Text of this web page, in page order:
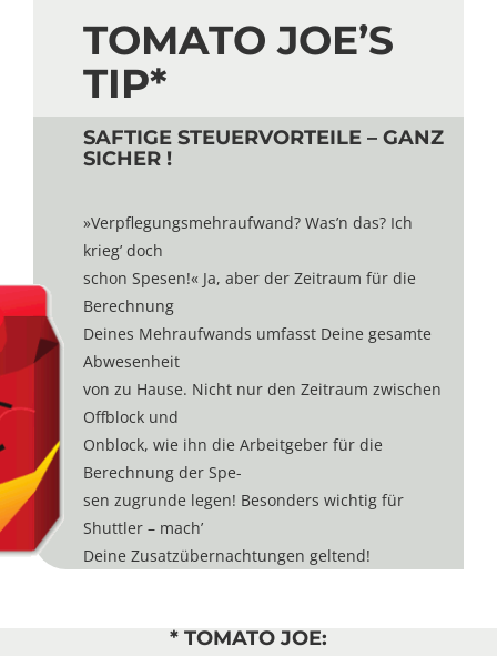
TOMATO JOE’S
TIP*
SAFTIGE STEUERVORTEILE – GANZ
SICHER !
»Verpflegungsmehraufwand? Was’n das? Ich
krieg’ doch
schon Spesen!« Ja, aber der Zeitraum für die
Berechnung
Deines Mehraufwands umfasst Deine gesamte
Abwesenheit
von zu Hause. Nicht nur den Zeitraum zwischen
Offblock und
Onblock, wie ihn die Arbeitgeber für die
Berechnung der Spe-
sen zugrunde legen! Besonders wichtig für
Shuttler – mach’
Deine Zusatzübernachtungen geltend!
* TOMATO JOE: